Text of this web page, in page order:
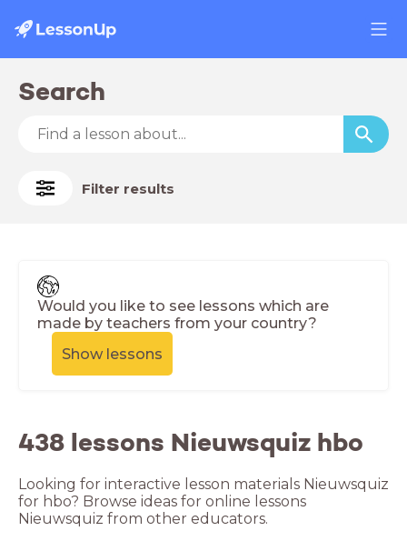
Search
Filter results
Would you like to see lessons which are
made by teachers from your country?
Show lessons
438 lessons Nieuwsquiz hbo
Looking for interactive lesson materials Nieuwsquiz
for hbo? Browse ideas for online lessons
Nieuwsquiz from other educators.